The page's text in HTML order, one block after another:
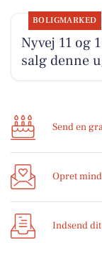
BOLIGMARKED
Nyvej 11 og
salg denne
Send en
Opret
Indsend